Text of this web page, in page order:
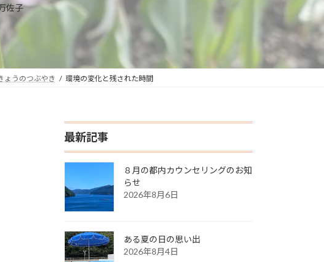
佐子
ょうのつぶやき 環境の変化と残された時間
最新記事
８月の都内カウンセリングのお知
らせ
2026年8月6日
ある夏の日の思い出
2026年8月4日